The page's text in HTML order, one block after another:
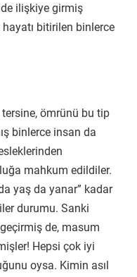
ilişkiye girmiş
bitirilen binlerce
ömrünü bu tip
binlerce insan da
mahkum edildiler.
yaş da yanar” kadar
durumu. Sanki
geçirmiş de, masum
Hepsi çok iyi
oysa. Kimin asıl